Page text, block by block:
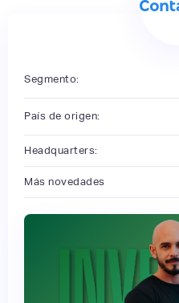
Segmento:
País de origen:
Headquarters:
Más novedades